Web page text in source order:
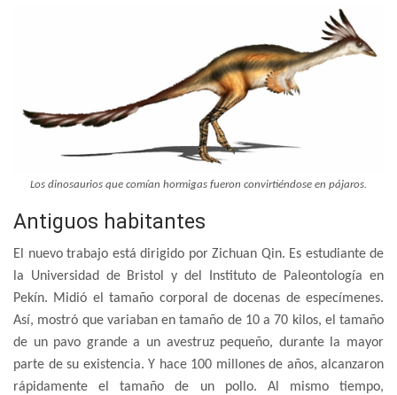
Los dinosaurios que comían hormigas fueron convirtiéndose en pájaros.
Antiguos habitantes
El nuevo trabajo está dirigido por Zichuan Qin. Es estudiante de
la Universidad de Bristol y del Instituto de Paleontología en
Pekín. Midió el tamaño corporal de docenas de especímenes.
Así, mostró que variaban en tamaño de 10 a 70 kilos, el tamaño
de un pavo grande a un avestruz pequeño, durante la mayor
parte de su existencia. Y hace 100 millones de años, alcanzaron
rápidamente el tamaño de un pollo. Al mismo tiempo,